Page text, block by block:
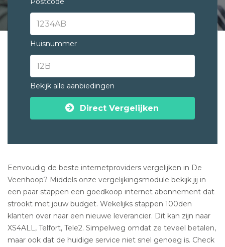
Huisnummer
Bekijk alle aanbiedingen
Direct Vergelijken
Eenvoudig de beste internetproviders vergelijken in De
Veenhoop? Middels onze vergelijkingsmodule bekijk jij in
een paar stappen een goedkoop internet abonnement dat
strookt met jouw budget. Wekelijks stappen 100den
klanten over naar een nieuwe leverancier. Dit kan zijn naar
XS4ALL, Telfort, Tele2. Simpelweg omdat ze teveel betalen,
maar ook dat de huidige service niet snel genoeg is. Check